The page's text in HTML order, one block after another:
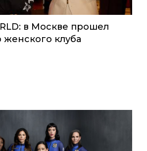
в Москве прошел
женского клуба